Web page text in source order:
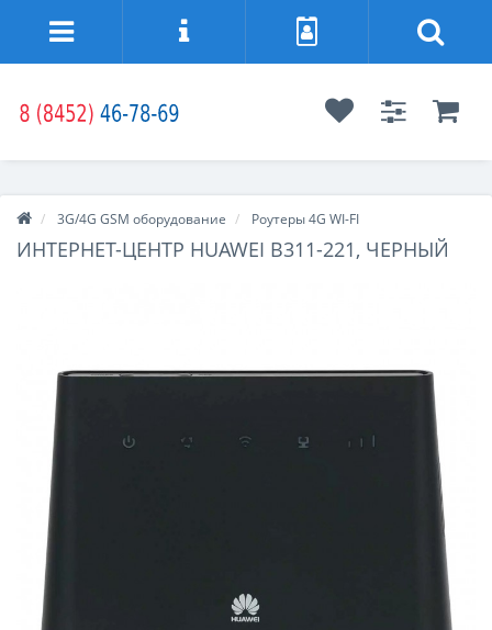
3G/4G GSM оборудование Роутеры 4G WI-FI
ИНТЕРНЕТ-ЦЕНТР HUAWEI B311-221, ЧЕРНЫЙ